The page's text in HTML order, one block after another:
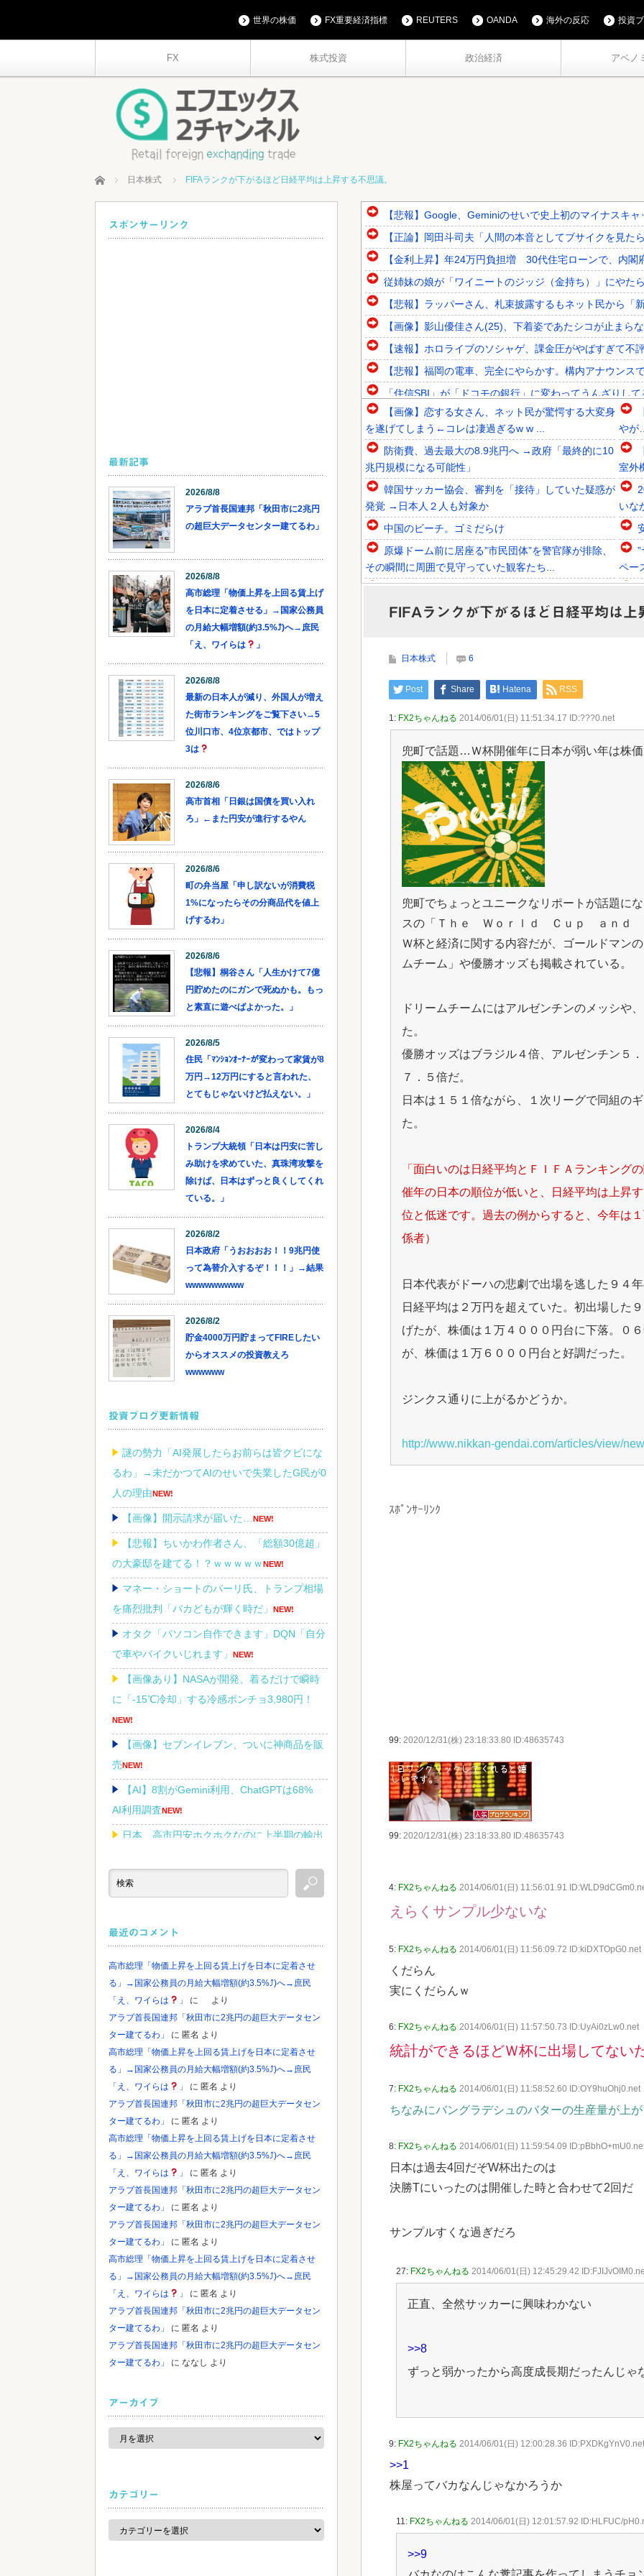
FX 株式投資 政治経済 アベノ
世界の株価 FX重要経済指標 REUTERS OANDA 海外の反応 投資
ホーム 日本株式 FIFAランクが下がるほど日経平均は上昇する不思議。
【悲報】Google、Geminiのせいで史上初のマイナスキ
【正論】岡田斗司夫「人間の本音としてブサイクを見
【金利上昇】年24万円負担増 30代住宅ローンで、内閣
従姉妹の娘が「ワイニートのジッジ（金持ち）」にやた
【悲報】ラッパーさん、札束披露するもネット民から
【画像】影山優佳さん(25)、下着姿であたシコが止まら
【速報】ホロライブのソシャゲ、課金圧がやばすぎて不
【悲報】福岡の電車、完全にやらかす。構内アナウンス
「住信SBI」が「ドコモの銀行」に変わってうんざりし
韓国人「欧州メディアがロンドン五輪銅メダルはく奪
韓国人「韓国サッカー協会関係者が『不適切接待は慣行
韓国人「不適切接待疑惑、2002年イタリア・スペイン
Powered by livedoor 相互RSS
【画像】恋する女さん、ネット民が驚愕する大変身
を遂げてしまう←コレは凄過ぎるw w ...
防衛費、過去最大の8.9兆円へ →政府「最終的に10
兆円規模になる可能性」
韓国サッカー協会、審判を「接待」していた疑惑が
発覚 →日本人２人も対象か
中国のビーチ。ゴミだらけ
原爆ドーム前に居座る”市民団体”を警官隊が排除、
その瞬間に周囲で見守っていた観客たち...
を訴えようとしたら男に阻止された！」 ...
Powered by livedoor 相互RSS
や
室外
いな
ペー
やバ
FIFAランクが下がるほど日経平均は上
日本株式 6
Post Share Hatena RSS
1: FX2ちゃんねる 2014/06/01(日) 11:51:34.17 ID:???0.net
兜町で話題…Ｗ杯開催年に日本が弱い年は株
兜町でちょっとユニークなリポートが話題に
スの「Ｔｈｅ Ｗｏｒｌｄ Ｃｕｐ ａｎｄ
Ｗ杯と経済に関する内容だが、ゴールドマン
ムチーム」や優勝オッズも掲載されている。
ドリームチームにはアルゼンチンのメッシや
た。
優勝オッズはブラジル４倍、アルゼンチン５
７．５倍だ。
日本は１５１倍ながら、１次リーグで同組の
た。
「面白いのは日経平均とＦＩＦＡランキング
催年の日本の順位が低いと、日経平均は上昇
位と低迷です。過去の例からすると、今年は
係者）
日本代表がドーハの悲劇で出場を逃した９４
日経平均は２万円を超えていた。初出場した
げたが、株価は１万４０００円台に下落。０
が、株価は１万６０００円台と好調だった。
ジンクス通りに上がるかどうか。
http://www.nikkan-gendai.com/articles/view/
ｽﾎﾟﾝｻｰﾘﾝｸ
99: 2020/12/31(株) 23:18:33.80 ID:48635743
99: 2020/12/31(株) 23:18:33.80 ID:48635743
4: FX2ちゃんねる 2014/06/01(日) 11:56:01.91
えらくサンプル少ないな
5: FX2ちゃんねる 2014/06/01(日) 11:56:09.72 ID:kiDXTOpG0.net
くだらん
実にくだらんｗ
6: FX2ちゃんねる 2014/06/01(日) 11:57:50.73 ID:UyAi0zLw0.net
統計ができるほどＷ杯に出場してない
7: FX2ちゃんねる 2014/06/01(日) 11:58:52.60 ID:OY9huOhj0.net
ちなみにバングラデシュのバターの生産量が上
8: FX2ちゃんねる 2014/06/01(日) 11:59:54.09
日本は過去4回だぞW杯出たのは
決勝Tにいったのは開催した時と合わせて2回だ
サンプルすくな過ぎだろ
27: FX2ちゃんねる 2014/06/01(日) 12:45:29.42
正直、全然サッカーに興味わかない
>>8
ずっと弱かったから高度成長期だったんじゃ
9: FX2ちゃんねる 2014/06/01(日) 12:00:28.36 ID:PXDKgYnV0.net
>>1
株屋ってバカなんじゃなかろうか
11: FX2ちゃんねる 2014/06/01(日) 12:01:57.92 ID:HLFUC/
>>9
スポンサーリンク
最新記事
2026/8/8
アラブ首長国連邦「秋田市に2兆円
の超巨大データセンター建てるわ」
2026/8/8
高市総理「物価上昇を上回る賃上げ
を日本に定着させる」→国家公務員
の月給大幅増額(約3.5%⤴)へ→庶民
「え、ワイらは
」
2026/8/8
最新の日本人が減り、外国人が増え
た街市ランキングをご覧下さい→5
位川口市、4位京都市、ではトップ
3は
2026/8/6
高市首相「日銀は国債を買い入れ
ろ」←また円安が進行するやん
2026/8/6
町の弁当屋「申し訳ないが消費税
1%になったらその分商品代を値上
げするわ」
2026/8/6
【悲報】桐谷さん「人生かけて7億
円貯めたのにガンで死ぬかも。もっ
と素直に遊べばよかった。」
2026/8/5
住民「ﾏﾝｼｮﾝｵｰﾅｰが変わって家賃が8
万円→12万円にすると言われた、
とてもじゃないけど払えない。」
2026/8/4
トランプ大統領「日本は円安に苦し
み助けを求めていた、真珠湾攻撃を
除けば、日本はずっと良くしてくれ
ている。」
2026/8/2
日本政府「うおおおお！！9兆円使
って為替介入するぞ！！！」→結果
wwwwwwwww
2026/8/2
貯金4000万円貯まってFIREしたい
からオススメの投資教えろ
wwwwww
投資ブログ更新情報
謎の勢力「AI発展したらお前らは皆クビにな
るわ」→未だかつてAIのせいで失業したG民が0
人の理由NEW!
【画像】開示請求が届いた… NEW!
【悲報】ちいかわ作者さん、「総額30億超」
の大豪邸を建てる！？ｗｗｗｗｗNEW!
マネー・ショートのバーリ氏、トランプ相場
を痛烈批判「バカどもが輝く時だ」
NEW!
オタク「パソコン自作できます」DQN「自分
で車やバイクいじれます」
NEW!
【画像あり】NASAが開発、着るだけで瞬時
に「-15℃冷却」する冷感ポンチョ3,980円！
NEW!
【画像】セブンイレブン、ついに神商品を販
売NEW!
【AI】8割がGemini利用、ChatGPTは68%
AI利用調査NEW!
日本、高市円安ホクホクなのに上半期の輸出
Powered by livedoor 相互RSS
最近のコメント
高市総理「物価上昇を上回る賃上げを日本に定着させ
る」→国家公務員の月給大幅増額(約3.5%⤴)へ→庶民
「え、ワイらは
」 に
より
アラブ首長国連邦「秋田市に2兆円の超巨大データセン
ター建てるわ」
に 匿名 より
高市総理「物価上昇を上回る賃上げを日本に定着させ
る」→国家公務員の月給大幅増額(約3.5%⤴)へ→庶民
「え、ワイらは
」 に 匿名 より
アラブ首長国連邦「秋田市に2兆円の超巨大データセン
ター建てるわ」
に 匿名 より
高市総理「物価上昇を上回る賃上げを日本に定着させ
る」→国家公務員の月給大幅増額(約3.5%⤴)へ→庶民
「え、ワイらは
」 に 匿名 より
アラブ首長国連邦「秋田市に2兆円の超巨大データセン
ター建てるわ」
に 匿名 より
アラブ首長国連邦「秋田市に2兆円の超巨大データセン
ター建てるわ」
に 匿名 より
高市総理「物価上昇を上回る賃上げを日本に定着させ
る」→国家公務員の月給大幅増額(約3.5%⤴)へ→庶民
「え、ワイらは
」 に 匿名 より
アラブ首長国連邦「秋田市に2兆円の超巨大データセン
ター建てるわ」
に 匿名 より
アラブ首長国連邦「秋田市に2兆円の超巨大データセン
ター建てるわ」
に ななし より
アーカイブ
ア
カ
カテゴリー
カ
ゴ